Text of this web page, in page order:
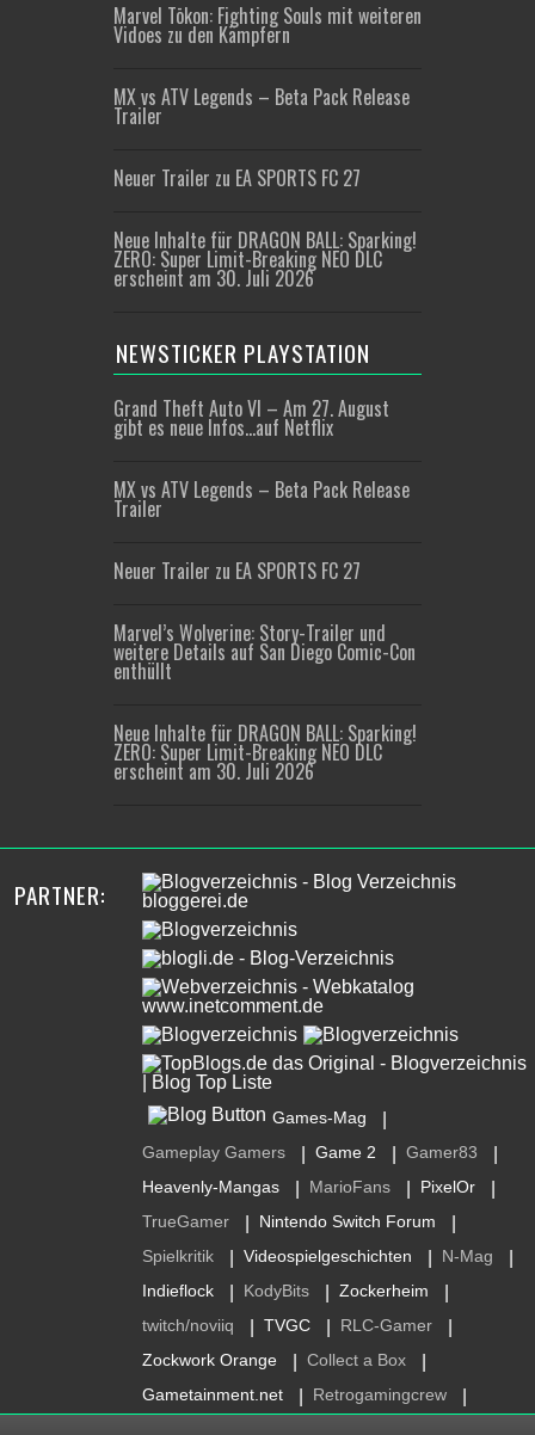
Marvel Tōkon: Fighting Souls mit weiteren
Vidoes zu den Kämpfern
MX vs ATV Legends – Beta Pack Release
Trailer
Neuer Trailer zu EA SPORTS FC 27
Neue Inhalte für DRAGON BALL: Sparking!
ZERO: Super Limit-Breaking NEO DLC
erscheint am 30. Juli 2026
NEWSTICKER PLAYSTATION
Grand Theft Auto VI – Am 27. August
gibt es neue Infos…auf Netflix
MX vs ATV Legends – Beta Pack Release
Trailer
Neuer Trailer zu EA SPORTS FC 27
Marvel’s Wolverine: Story-Trailer und
weitere Details auf San Diego Comic-Con
enthüllt
Neue Inhalte für DRAGON BALL: Sparking!
ZERO: Super Limit-Breaking NEO DLC
erscheint am 30. Juli 2026
PARTNER:
Games-Mag
Gameplay Gamers Game 2 Gamer83
Heavenly-Mangas MarioFans PixelOr
TrueGamer Nintendo Switch Forum
Spielkritik Videospielgeschichten N-Mag
Indieflock KodyBits Zockerheim
twitch/noviiq TVGC RLC-Gamer
Zockwork Orange Collect a Box
Gametainment.net Retrogamingcrew